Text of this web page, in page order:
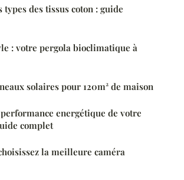
des tissus coton : guide
: votre pergola bioclimatique à
solaires pour 120m² de maison
energétique de votre
complet
la meilleure caméra